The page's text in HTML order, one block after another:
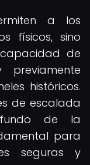
a los
físicos, sino
de
históricos.
de escalada
de la
para
seguras y